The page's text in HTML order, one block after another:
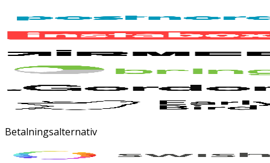
Betalningsalternativ